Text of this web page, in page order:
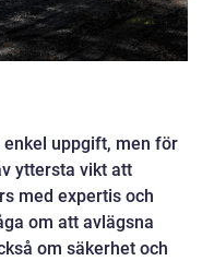
uppgift, men för
yttersta vikt att
med expertis och
om att avlägsna
om säkerhet och